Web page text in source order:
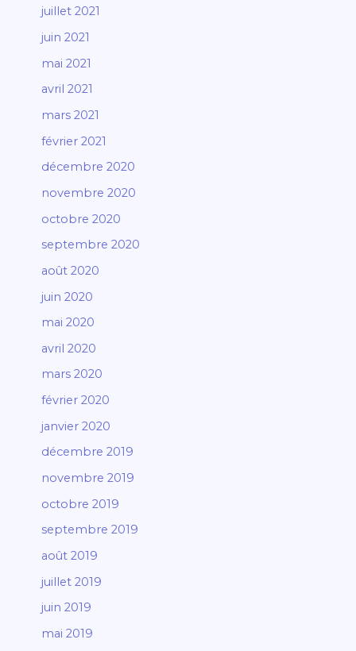
juillet 2021
juin 2021
mai 2021
avril 2021
mars 2021
février 2021
décembre 2020
novembre 2020
octobre 2020
septembre 2020
août 2020
juin 2020
mai 2020
avril 2020
mars 2020
février 2020
janvier 2020
décembre 2019
novembre 2019
octobre 2019
septembre 2019
août 2019
juillet 2019
juin 2019
mai 2019